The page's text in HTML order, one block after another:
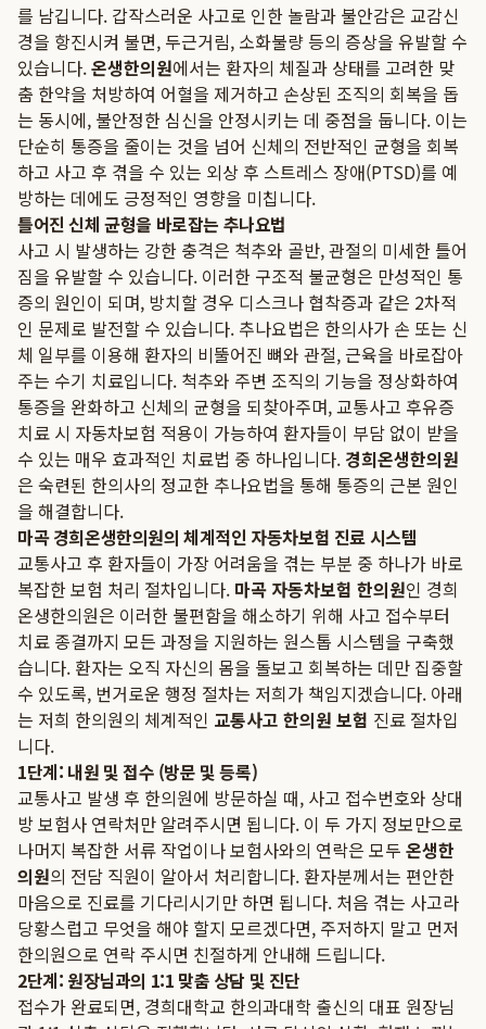
를 남깁니다. 갑작스러운 사고로 인한 놀람과 불안감은 교감신
경을 항진시켜 불면, 두근거림, 소화불량 등의 증상을 유발할 수
있습니다.온생한의원에서는 환자의 체질과 상태를 고려한 맞
춤 한약을 처방하여 어혈을 제거하고 손상된 조직의 회복을 돕
는 동시에, 불안정한 심신을 안정시키는 데 중점을 둡니다. 이는
단순히 통증을 줄이는 것을 넘어 신체의 전반적인 균형을 회복
하고 사고 후 겪을 수 있는 외상 후 스트레스 장애(PTSD)를 예
방하는 데에도 긍정적인 영향을 미칩니다.
틀어진 신체 균형을 바로잡는 추나요법
사고 시 발생하는 강한 충격은 척추와 골반, 관절의 미세한 틀어
짐을 유발할 수 있습니다. 이러한 구조적 불균형은 만성적인 통
증의 원인이 되며, 방치할 경우 디스크나 협착증과 같은 2차적
인 문제로 발전할 수 있습니다. 추나요법은 한의사가 손 또는 신
체 일부를 이용해 환자의 비뚤어진 뼈와 관절, 근육을 바로잡아
주는 수기 치료입니다. 척추와 주변 조직의 기능을 정상화하여
통증을 완화하고 신체의 균형을 되찾아주며, 교통사고 후유증
치료 시 자동차보험 적용이 가능하여 환자들이 부담 없이 받을
수 있는 매우 효과적인 치료법 중 하나입니다. 경희온생한의원
은 숙련된 한의사의 정교한 추나요법을 통해 통증의 근본 원인
을 해결합니다.
마곡 경희온생한의원의 체계적인 자동차보험 진료 시스템
교통사고 후 환자들이 가장 어려움을 겪는 부분 중 하나가 바로
복잡한 보험 처리 절차입니다. 마곡 자동차보험 한의원인 경희
온생한의원은 이러한 불편함을 해소하기 위해 사고 접수부터
치료 종결까지 모든 과정을 지원하는 원스톱 시스템을 구축했
습니다. 환자는 오직 자신의 몸을 돌보고 회복하는 데만 집중할
수 있도록, 번거로운 행정 절차는 저희가 책임지겠습니다. 아래
는 저희 한의원의 체계적인 교통사고 한의원 보험 진료 절차입
니다.
1단계: 내원 및 접수 (방문 및 등록)
교통사고 발생 후 한의원에 방문하실 때, 사고 접수번호와 상대
방 보험사 연락처만 알려주시면 됩니다. 이 두 가지 정보만으로
나머지 복잡한 서류 작업이나 보험사와의 연락은 모두 온생한
의원의 전담 직원이 알아서 처리합니다. 환자분께서는 편안한
마음으로 진료를 기다리시기만 하면 됩니다. 처음 겪는 사고라
당황스럽고 무엇을 해야 할지 모르겠다면, 주저하지 말고 먼저
한의원으로 연락 주시면 친절하게 안내해 드립니다.
2단계: 원장님과의 1:1 맞춤 상담 및 진단
접수가 완료되면, 경희대학교 한의과대학 출신의 대표 원장님